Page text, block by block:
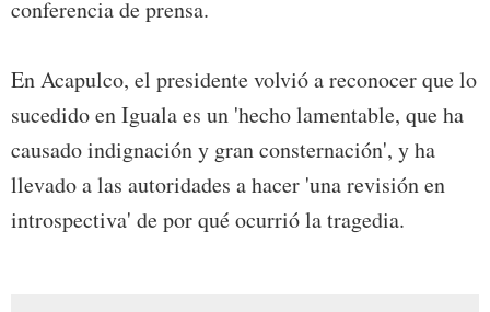
conferencia de prensa.
En Acapulco, el presidente volvió a reconocer que lo
sucedido en Iguala es un 'hecho lamentable, que ha
causado indignación y gran consternación', y ha
llevado a las autoridades a hacer 'una revisión en
introspectiva' de por qué ocurrió la tragedia.